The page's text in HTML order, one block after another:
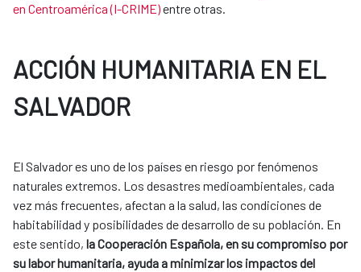
en Centroamérica (I-CRIME)entre otras.
ACCIÓN HUMANITARIA EN EL
SALVADOR
El Salvador es uno de los países en riesgo por fenómenos
naturales extremos. Los desastres medioambientales, cada
vez más frecuentes, afectan a la salud, las condiciones de
habitabilidad y posibilidades de desarrollo de su población. En
este sentido, la Cooperación Española, en su compromiso por
su labor humanitaria, ayuda a minimizar los impactos del